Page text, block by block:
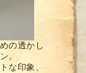
の透かし
。
な印象、